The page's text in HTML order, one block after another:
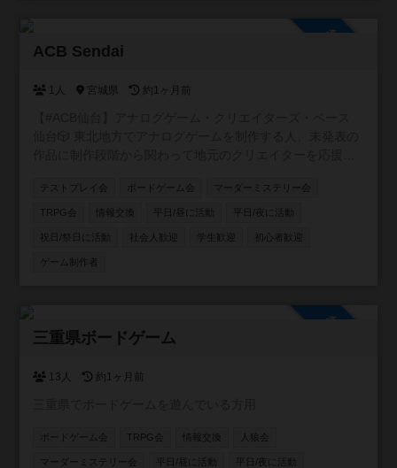
ACB Sendai
1人 宮城県 約1ヶ月前
グゲーム制作コミュニティ!!
テストプレイ会 ボードゲーム会 マーダーミステリー会
TRPG会 情報交換 平日/昼に活動 平日/夜に活動
祝日/祭日に活動 社会人歓迎 学生歓迎 初心者歓迎
ゲーム制作者
三重県ボードゲーム
13人 約1ヶ月前
ボードゲーム会 TRPG会 情報交換 人狼会
マーダーミステリー会 平日/昼に活動 平日/夜に活動